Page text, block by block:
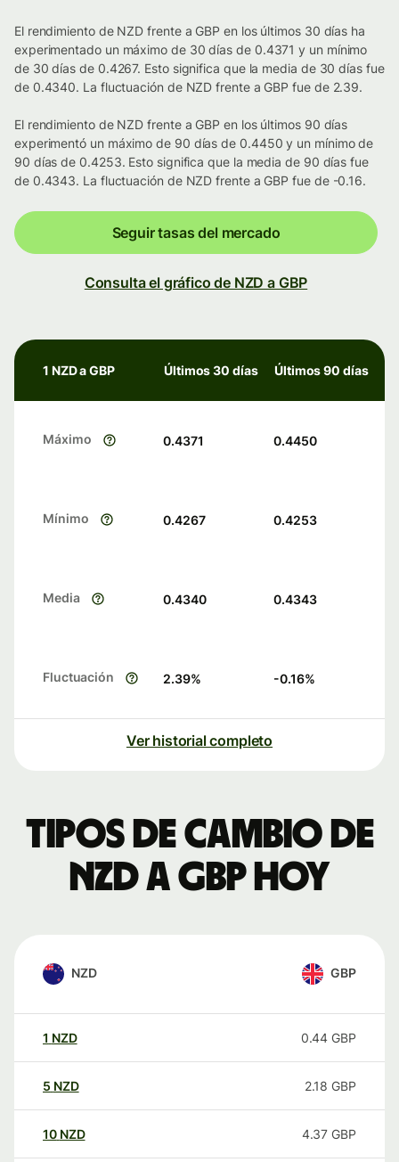
El rendimiento de NZD frente a GBP en los últimos 30 días ha
experimentado un máximo de 30 días de 0.4371 y un mínimo
de 30 días de 0.4267. Esto significa que la media de 30 días fue
de 0.4340. La fluctuación de NZD frente a GBP fue de 2.39.
El rendimiento de NZD frente a GBP en los últimos 90 días
experimentó un máximo de 90 días de 0.4450 y un mínimo de
90 días de 0.4253. Esto significa que la media de 90 días fue
de 0.4343. La fluctuación de NZD frente a GBP fue de -0.16.
Seguir tasas del mercado
Consulta el gráfico de NZD a GBP
1 NZD a GBP Últimos 30 días Últimos 90 días
Máximo 0.4371 0.4450
Mínimo 0.4267 0.4253
Media 0.4340 0.4343
Fluctuación 2.39% -0.16%
Ver historial completo
Tipos de cambio de
NZD a GBP hoy
NZD GBP
1 NZD 0.44 GBP
5 NZD 2.18 GBP
10 NZD 4.37 GBP